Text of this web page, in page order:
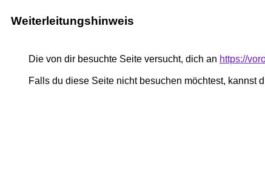
Weiterleitungshinweis
Die von dir besuchte Seite versucht, dich an https://
Falls du diese Seite nicht besuchen möchtest, kannst